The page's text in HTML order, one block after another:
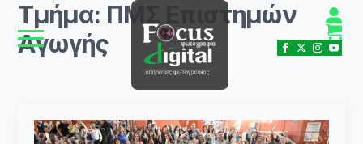
Τμήμα: ΠΜΣ Επιστημών
Αγωγής